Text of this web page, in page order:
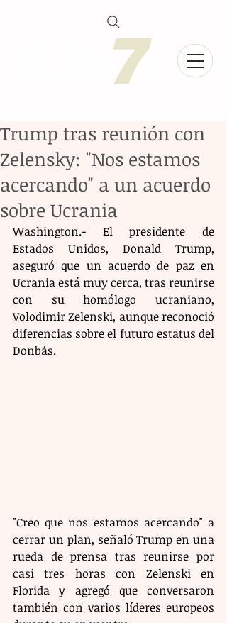
Trump tras reunión con
Zelensky: "Nos estamos
acercando" a un acuerdo
sobre Ucrania
Washington.- El presidente de
Estados Unidos, Donald Trump,
aseguró que un acuerdo de paz en
Ucrania está muy cerca, tras reunirse
con su homólogo ucraniano,
Volodimir Zelenski, aunque reconoció
diferencias sobre el futuro estatus del
Donbás.
"Creo que nos estamos acercando" a
cerrar un plan, señaló Trump en una
rueda de prensa tras reunirse por
casi tres horas con Zelenski en
Florida y agregó que conversaron
también con varios líderes europeos